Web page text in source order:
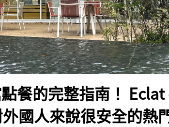
餐的完整指南！
國人來說很安全的熱